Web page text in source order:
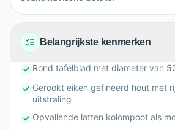
Belangrijkste kenmerken
Rond tafelblad met diameter van
Gerookt eiken gefineerd hout met
uitstraling
Opvallende latten kolompoot als